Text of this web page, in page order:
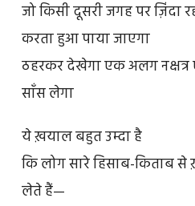
जो किसी दूसरी जगह पर ज़िंदा
करता हुआ पाया जाएगा
ठहरकर देखेगा एक अलग
साँस लेगा
ये ख़याल बहुत उम्दा है
कि लोग सारे हिसाब-किताब
लेते हैं—